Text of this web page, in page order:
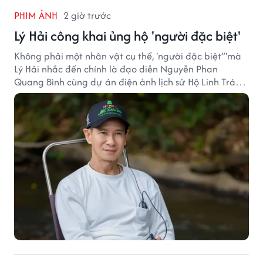
PHIM ẢNH 2 giờ trước
Lý Hải công khai ủng hộ 'người đặc biệt'
Không phải một nhân vật cụ thể, 'người đặc biệt”'mà
Lý Hải nhắc đến chính là đạo diễn Nguyễn Phan
Quang Bình cùng dự án điện ảnh lịch sử Hộ Linh Tráng
Sĩ: Bí Ẩn Mộ Vua Đinh.